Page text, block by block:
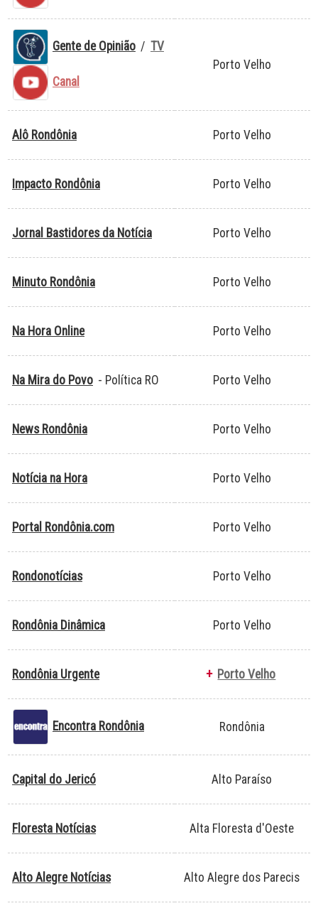
Gente de Opinião / TV
Canal
Porto Velho
Alô Rondônia Porto Velho
Impacto Rondônia Porto Velho
Jornal Bastidores da Notícia Porto Velho
Minuto Rondônia Porto Velho
Na Hora Online Porto Velho
Na Mira do Povo - Política RO Porto Velho
News Rondônia Porto Velho
Notícia na Hora Porto Velho
Portal Rondônia.com Porto Velho
Rondonotícias Porto Velho
Rondônia Dinâmica Porto Velho
Rondônia Urgente + Porto Velho
Encontra Rondônia Rondônia
Capital do Jericó Alto Paraíso
Floresta Notícias Alta Floresta d'Oeste
Alto Alegre Notícias Alto Alegre dos Parecis